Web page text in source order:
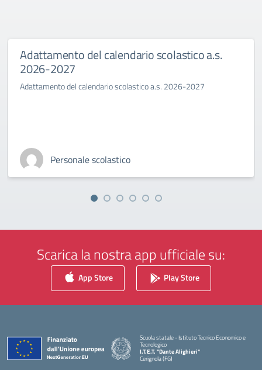
Adattamento del calendario scolastico a.s.
2026-2027
Adattamento del calendario scolastico a.s. 2026-2027
Personale scolastico
Scarica la nostra app ufficiale su:
App Store Play Store
Scuola statale - Istituto Tecnico Economico e
Tecnologico
I.T.E.T. "Dante Alighieri"
Cerignola (FG)
— Visita la pagina iniziale della scuola